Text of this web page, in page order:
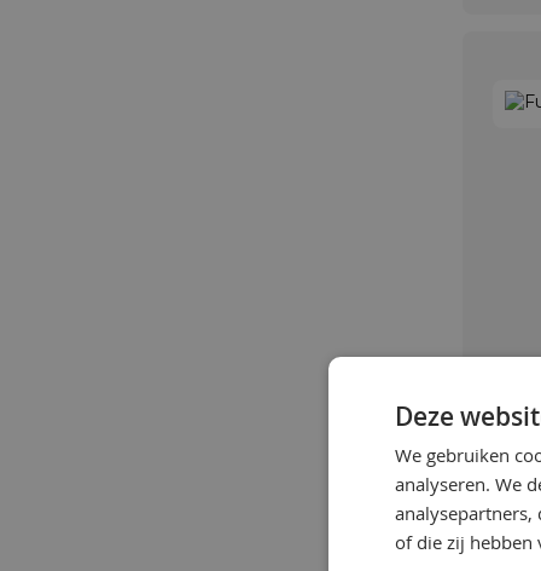
Deze
We gebruiken
analyseren. We
of die zij hebben